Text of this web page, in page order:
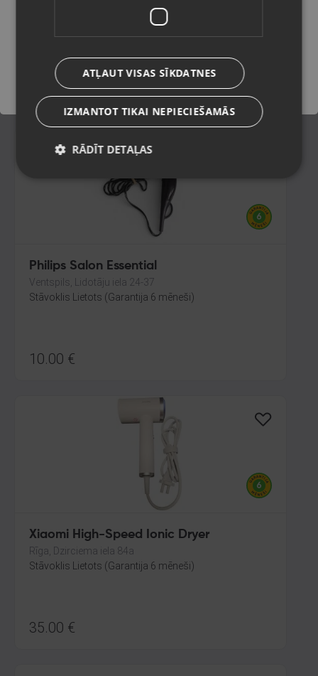
Stāvoklis Mazlietots (Garantija 12 mēneši)
16.00€
Philips Salon Essential
Ventspils, Lidotāju iela 24-37
Stāvoklis Lietots (Garantija 6 mēneši)
10.00 €
Xiaomi High-Speed Ionic Dryer
Rīga, Dzirciema iela 84a
Stāvoklis Lietots (Garantija 6 mēneši)
35.00 €
Saglabāt
ATĻAUT VISAS SĪKDATNES
IZMANTOT TIKAI NEPIECIEŠAMĀS
RĀDĪT DETAĻAS